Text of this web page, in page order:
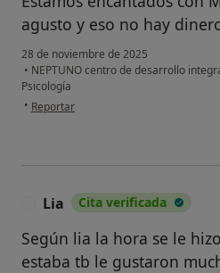
agusto y eso no hay
28 de noviembre de 2025
• NEPTUNO centro de desarrollo
Psicología
• en opinión del usuario L.L
Reportar
Lia Cita verificada
Según lia la hora se le
estaba tb le gustaron